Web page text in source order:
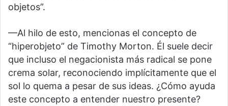
objetos”.
—Al hilo de esto, mencionas el concepto de
“hiperobjeto” de Timothy Morton. Él suele decir
que incluso el negacionista más radical se pone
crema solar, reconociendo implícitamente que el
sol lo quema a pesar de sus ideas. ¿Cómo ayuda
este concepto a entender nuestro presente?